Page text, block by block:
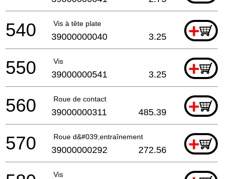
Vis à tête plate +
540 39000000040 3.25
Vis +
550 39000000541 3.25
Roue de contact +
560 39000000311 485.39
Roue d&#039;entraînement +
570 39000000292 272.56
Vis